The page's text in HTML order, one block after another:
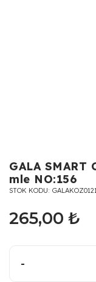
GALA SMART
mle NO:156
STOK KODU
265,00 ₺
-